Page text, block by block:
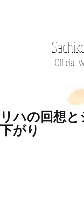
Official
リハの回想
下がり